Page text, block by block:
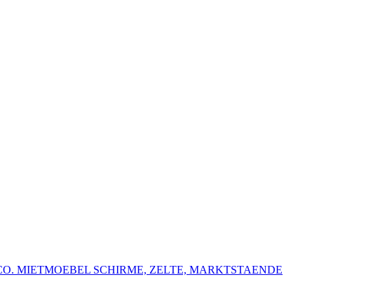
MIETMOEBEL SCHIRME, ZELTE, MARKTSTAENDE